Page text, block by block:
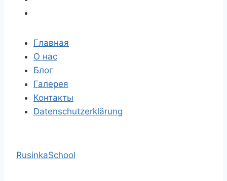
Главная
О нас
Блог
Галерея
Контакты
Datenschutzerklärung
RusinkaSchool